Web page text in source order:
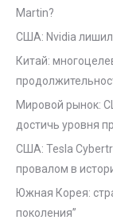
Martin?
США: Nvidia
Китай:
Мировой рынок:
достичь уровня
США: Tesla
провалом в
Южная Корея:
поколения”